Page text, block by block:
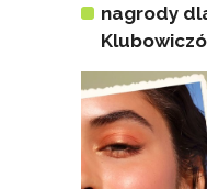
nagrody